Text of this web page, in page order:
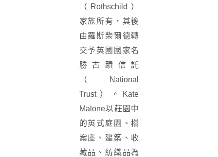
（Rothschild）
家族所有，其後
由羅斯柴爾德轉
交予英國國家名
勝古蹟信託
（National
Trust）。Kate
Malone以莊園中
的英式庭園、檔
案庫、建築、收
藏品、紡織品為